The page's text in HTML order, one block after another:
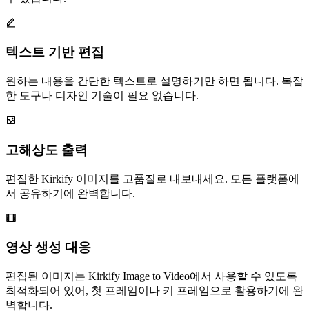
텍스트 기반 편집
원하는 내용을 간단한 텍스트로 설명하기만 하면 됩니다. 복잡
한 도구나 디자인 기술이 필요 없습니다.
고해상도 출력
편집한 Kirkify 이미지를 고품질로 내보내세요. 모든 플랫폼에
서 공유하기에 완벽합니다.
영상 생성 대응
편집된 이미지는 Kirkify Image to Video에서 사용할 수 있도록
최적화되어 있어, 첫 프레임이나 키 프레임으로 활용하기에 완
벽합니다.